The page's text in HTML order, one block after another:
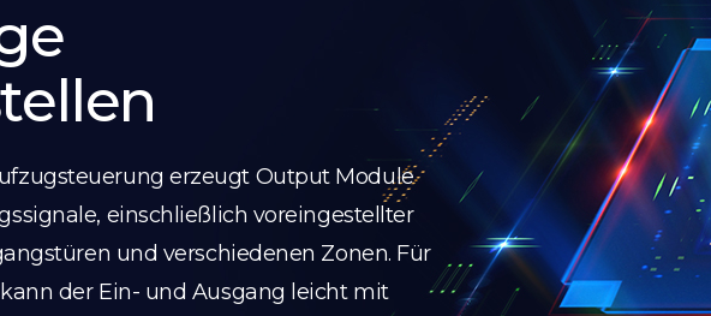
erzeugt Output Module
einschließlich voreingestellter
und verschiedenen Zonen. Für
der Ein- und Ausgang leicht mit